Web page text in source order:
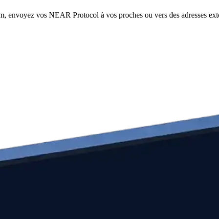
vos NEAR Protocol à vos proches ou vers des adresses